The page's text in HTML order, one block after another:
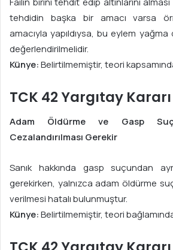
tehdidin başka bir amacı varsa
amacıyla yapıldıysa, bu eylem
değerlendirilmelidir.
Künye:Belirtilmemiştir, teori
TCK 42 Yargıtay Kararı
Adam Öldürme ve Gasp
Cezalandırılması Gerekir
Sanık hakkında gasp suçundan
gerekirken, yalnızca adam öldürme
verilmesi hatalı bulunmuştur.
Künye:Belirtilmemiştir, teori